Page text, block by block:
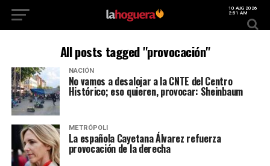
10 AUG 2026
2:51 AM
All posts tagged "provocación"
NACIÓN
No vamos a desalojar a la CNTE del Centro
Histórico; eso quieren, provocar: Sheinbaum
METRÓPOLI
La española Cayetana Álvarez refuerza
provocación de la derecha